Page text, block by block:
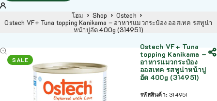
โฮม Shop
Ostech
Ostech VF+ Tuna topping Kanikama – อาหารแมวกระป๋อง ออสเทค รสทูน่า
หน้าปูอัด 400g (314951)
SALE
Ostech VF+ Tuna
topping Kanikama –
อาหารแมวกระป๋อง
ออสเทค รสทูน่าหน้าปู
อัด 400g (314951)
รหัสสินค้า: 314951